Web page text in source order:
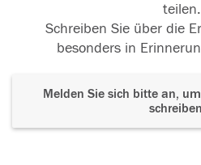
teilen.
Schreiben Sie über die
besonders in
Melden Sie sich bitte an,
schreiben